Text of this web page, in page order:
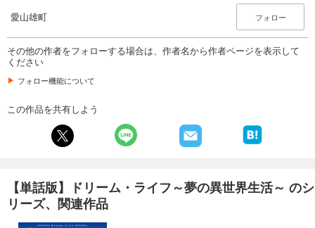
愛山雄町 フォロー
その他の作者をフォローする場合は、作者名から作者ページを表示して
ください
フォロー機能について
この作品を共有しよう
【単話版】ドリーム・ライフ～夢の異世界生活～ のシ
リーズ、関連作品